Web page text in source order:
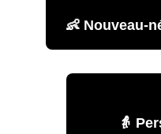
👶 Nouveau-
👵